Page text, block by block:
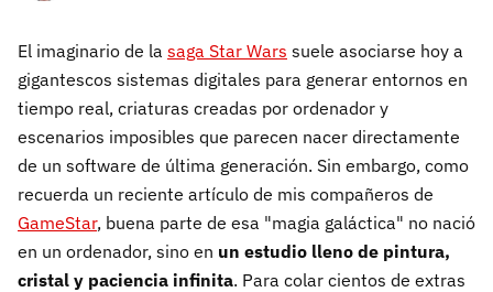
El imaginario de la saga Star Wars suele asociarse hoy a
gigantescos sistemas digitales para generar entornos en
tiempo real, criaturas creadas por ordenador y
escenarios imposibles que parecen nacer directamente
de un software de última generación. Sin embargo, como
recuerda un reciente artículo de mis compañeros de
GameStar, buena parte de esa "magia galáctica" no nació
en un ordenador, sino en un estudio lleno de pintura,
cristal y paciencia infinita. Para colar cientos de extras